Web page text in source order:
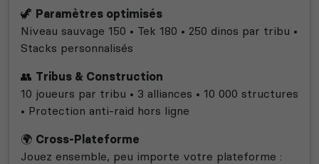
🦖 Paramètres optimisés
Niveau sauvage 150 • Tek 180 • 250 dinos par tribu •
Stacks personnalisés
👥 Tribus & Construction
10 joueurs par tribu • 3 alliances • 10 000 structures
• Protection anti-raid hors ligne
🌍 Cross-Plateforme
Jouez ensemble, peu importe votre plateforme :